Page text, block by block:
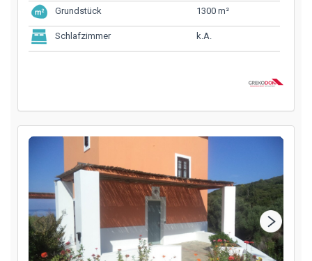
Grundstück 1300 m²
Schlafzimmer k.A.